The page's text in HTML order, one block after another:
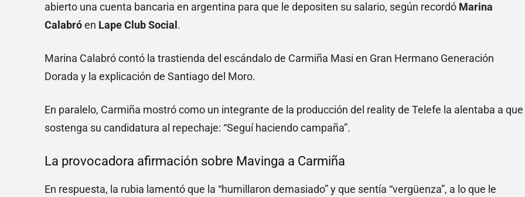
abierto una cuenta bancaria en argentina para que le depositen su salario, según recordó Marina
Calabróen Lape Club Social .
Marina Calabró contó la trastienda del escándalo de Carmiña Masi en Gran Hermano Generación
Dorada y la explicación de Santiago del Moro.
En paralelo, Carmiña mostró como un integrante de la producción del reality de Telefe la alentaba a que
sostenga su candidatura al repechaje: “Seguí haciendo campaña”.
La provocadora afirmación sobre Mavinga a Carmiña
En respuesta, la rubia lamentó que la “humillaron demasiado” y que sentía “vergüenza”, a lo que le